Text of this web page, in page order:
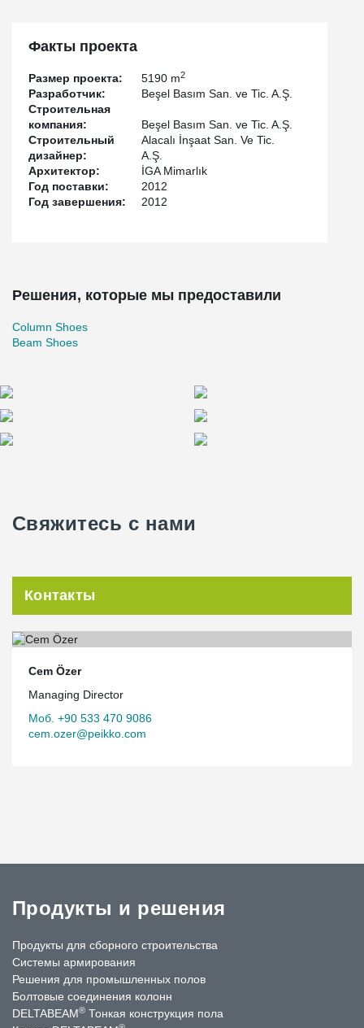
Факты проекта
Размер проекта: 5190 m2
Разработчик:
Beşel Basım San. ve Tic. A.Ş.
Строительная
компания:
Beşel Basım San. ve Tic. A.Ş.
Строительный
дизайнер:
Alacalı İnşaat San. Ve Tic.
A.Ş.
Архитектор:
İGA Mimarlık
Год поставки:
2012
Год завершения:
2012
Решения, которые мы предоставили
Column Shoes
Beam Shoes
Свяжитесь с нами
Контакты
Cem Özer
Managing Director
Моб. +90 533 470 9086
cem.ozer@peikko.com
Продукты и решения
Продукты для сборного строительства
Системы армирования
Решения для промышленных полов
Болтовые соединения колонн
DELTABEAM® Тонкая конструкция пола